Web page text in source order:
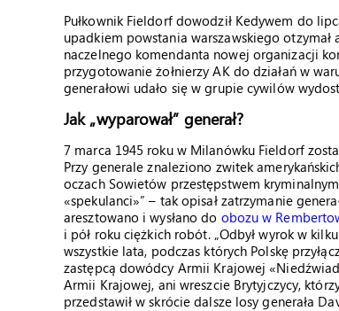
Pułkownik Fieldorf dowodził Kedywem do
upadkiem powstania warszawskiego
naczelnego komendanta nowej organizacji
przygotowanie żołnierzy AK do działań w
generałowi udało się w grupie cywilów
Jak „wyparował” generał?
7 marca 1945 roku w Milanówku Fieldorf
Przy generale znaleziono zwitek
oczach Sowietów przestępstwem
«spekulanci»” – tak opisał zatrzymanie
aresztowano i wysłano do obozu w
i pół roku ciężkich robót. „Odbył wyrok w
wszystkie lata, podczas których Polskę
zastępcą dowódcy Armii Krajowej
Armii Krajowej, ani wreszcie Brytyjczycy,
przedstawił w skrócie dalsze losy generała